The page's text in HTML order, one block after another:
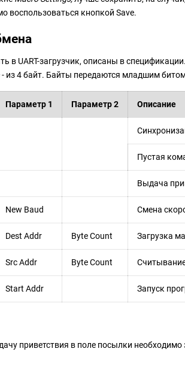
воспользоваться кнопкой Save.
UART-загрузчик, описаны в
из 4 байт. Байты передаются младшим
Параметр 1 Параметр 2 Описание
Пустая
Выдача
New Baud Смена
Dest Addr Byte Count Загрузка
Src Addr Byte Count
Start Addr Запуск
приветствия в поле посылки